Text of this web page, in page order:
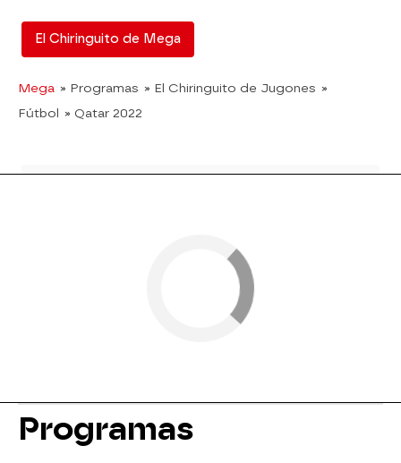
El Chiringuito de Mega
Mega » Programas » El Chiringuito de Jugones »
Fútbol » Qatar 2022
Programas